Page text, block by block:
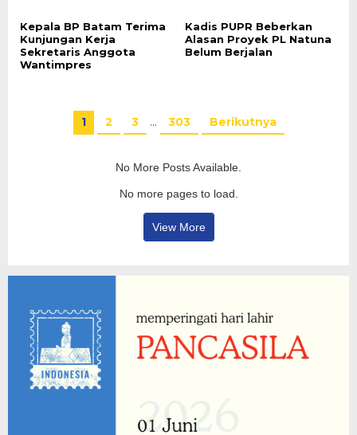
Kepala BP Batam Terima
Kunjungan Kerja
Sekretaris Anggota
Wantimpres
Kadis PUPR Beberkan
Alasan Proyek PL Natuna
Belum Berjalan
1 2 3 … 303 Berikutnya
No More Posts Available.
No more pages to load.
View More